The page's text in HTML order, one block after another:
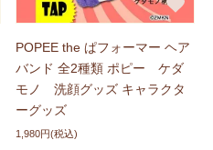
POPEE the ぱフォーマー ヘア
バンド 全2種類 ポピー ケダ
モノ 洗顔グッズ キャラクタ
ーグッズ
1,980円(税込)